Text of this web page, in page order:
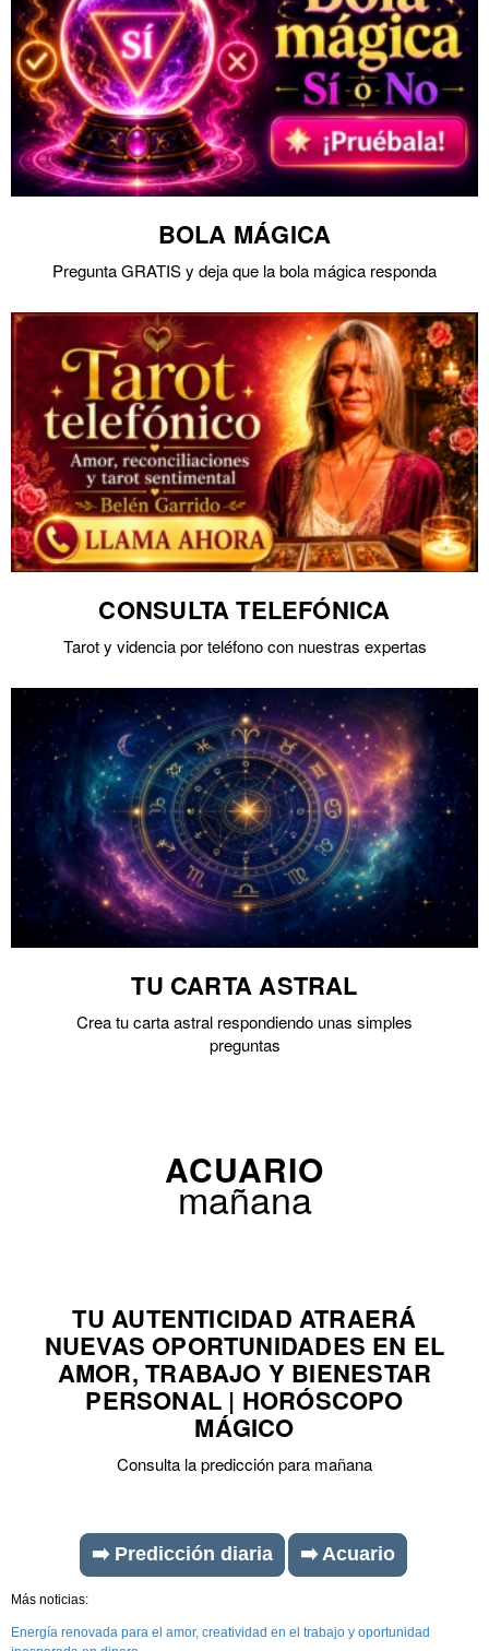
BOLA MÁGICA
Pregunta GRATIS y deja que la bola mágica responda
CONSULTA TELEFÓNICA
Tarot y videncia por teléfono con nuestras expertas
TU CARTA ASTRAL
Crea tu carta astral respondiendo unas simples
preguntas
ACUARIO
mañana
TU AUTENTICIDAD ATRAERÁ
NUEVAS OPORTUNIDADES EN EL
AMOR, TRABAJO Y BIENESTAR
PERSONAL | HORÓSCOPO
MÁGICO
Consulta la predicción para mañana
➡️ Predicción diaria ➡️ Acuario
Más noticias:
Energía renovada para el amor, creatividad en el trabajo y oportunidad